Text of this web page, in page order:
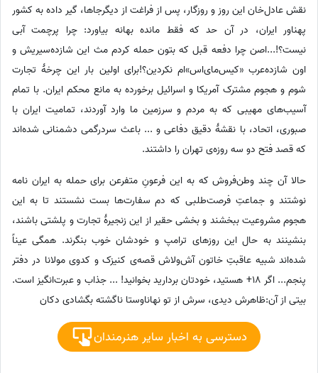
نقش عادل‌خان این روز و روزگار، پس از فراغت از دیگر‌جاها، گیر داده به کشور
پهناور ایران، در آن حد که فقط مانده بهانه بیاورد: چرا پرچمت آبی
نیست؟!...اصن چرا دفعه قبل که بتون حمله کردم مث این شازده‌سیریش و
اون شازده‌عرب «کیس‌مای‌اس»ام نکردین؟!برای اولین بار این چرخۀ تجارت
شوم و هجوم مشترک آمریکا و اسرائیل برخورده به مانع محکم ایران. با تمام
آسیب‌های مهیبی که به مردم و سرزمین ما وارد آوردند، تمامیت ایران با
صبوری، اتحاد، با نقشهٔ دقیق دفاعی و ... باعث سردرگمی‌ دشمنانی شده‌اند
که قصد فتح دو سه روزه‌ی تهران را داشتند.
حالا آن چند وطن‌فروش که به این فرعونِ متفرعن برای حمله به ایران نامه
نوشتند و جماعتِ فرصت‌طلبی که دم سفارت‌ها بست نشستند تا به این
هجوم مشروعیت ببخشند و بخشی حقیر از این زنجیرهٔ تجارت و پلشتی باشند،
بنشینند به حال این روزهای ترامپ و خودشان خوب بنگرند. همگی عیناً
شده‌اند شبیه عاقبتِ خاتون آش‌ولاش قصه‌ی کنیزک و کدوی مولانا در دفتر
پنجم... اگر 18+ هستید، خودتان بردارید بخوانید! ... جذاب و عبرت‌انگیز است.
بیتی از آن:ظاهرش دیدی، سرش از تو نهاناوستا ناگشته بگشادی دکان
دسترسی به اخبار سایر هنرمندان